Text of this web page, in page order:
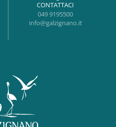
CONTATTACI
049 9195500
info@galzignano.it